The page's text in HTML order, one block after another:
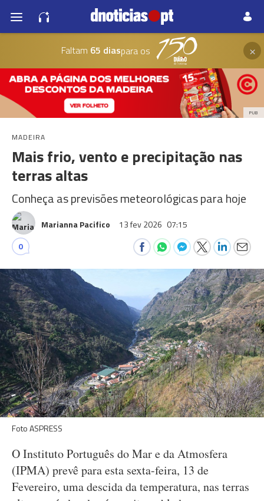
Faltam 65 diaspara os ×
PUB
MADEIRA
Mais frio, vento e precipitação nas
terras altas
Conheça as previsões meteorológicas para hoje
Marianna Pacifico 13 fev 2026 07:15
0
Foto ASPRESS
O Instituto Português do Mar e da Atmosfera
(IPMA) prevê para esta sexta-feira, 13 de
Fevereiro, uma descida da temperatura, nas terras